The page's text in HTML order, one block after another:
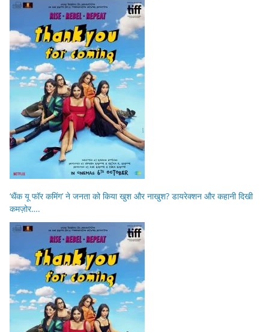
‘थैंक यू फॉर कमिंग’ ने जनता को किया खुश और नाखुश? डायरेक्शन और कहानी दिखी
कमज़ोर….